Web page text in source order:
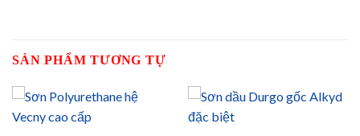
SẢN PHẨM TƯƠNG TỰ